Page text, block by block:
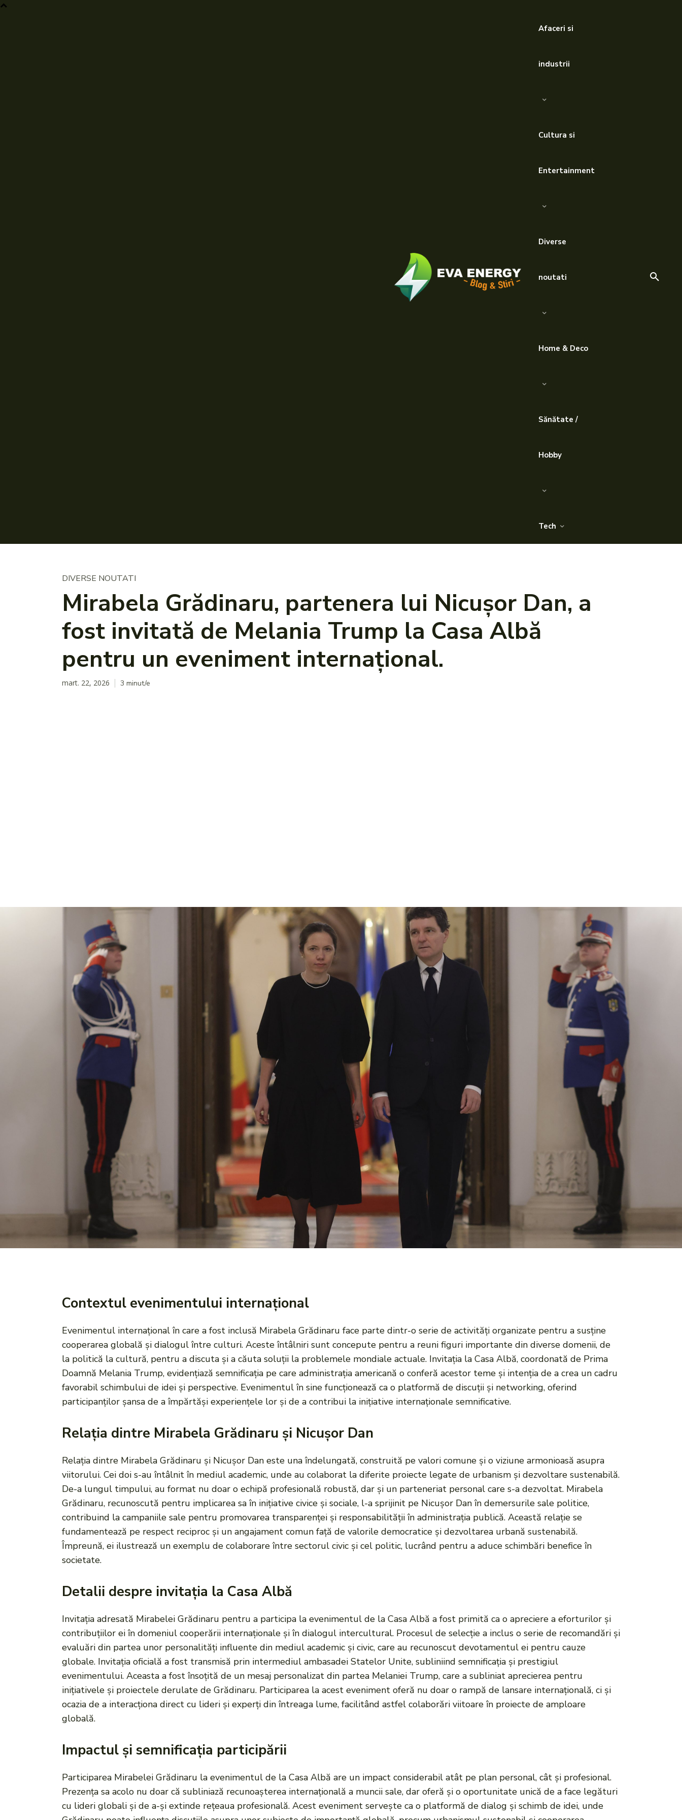
Afaceri si
industrii
Cultura si
Entertainment
Diverse
noutati
Home & Deco
Sănătate /
Hobby
Tech
DIVERSE NOUTATI
Mirabela Grădinaru, partenera lui Nicușor Dan, a
fost invitată de Melania Trump la Casa Albă
pentru un eveniment internațional.
mart. 22, 2026 3 minut/e
Contextul evenimentului internațional
Evenimentul internațional în care a fost inclusă Mirabela Grădinaru face parte dintr-o serie de activități organizate pentru a susține
cooperarea globală și dialogul între culturi. Aceste întâlniri sunt concepute pentru a reuni figuri importante din diverse domenii, de
la politică la cultură, pentru a discuta și a căuta soluții la problemele mondiale actuale. Invitația la Casa Albă, coordonată de Prima
Doamnă Melania Trump, evidențiază semnificația pe care administrația americană o conferă acestor teme și intenția de a crea un cadru
favorabil schimbului de idei și perspective. Evenimentul în sine funcționează ca o platformă de discuții și networking, oferind
participanților șansa de a împărtăși experiențele lor și de a contribui la inițiative internaționale semnificative.
Relația dintre Mirabela Grădinaru și Nicușor Dan
Relația dintre Mirabela Grădinaru și Nicușor Dan este una îndelungată, construită pe valori comune și o viziune armonioasă asupra
viitorului. Cei doi s-au întâlnit în mediul academic, unde au colaborat la diferite proiecte legate de urbanism și dezvoltare sustenabilă.
De-a lungul timpului, au format nu doar o echipă profesională robustă, dar și un parteneriat personal care s-a dezvoltat. Mirabela
Grădinaru, recunoscută pentru implicarea sa în inițiative civice și sociale, l-a sprijinit pe Nicușor Dan în demersurile sale politice,
contribuind la campaniile sale pentru promovarea transparenței și responsabilității în administrația publică. Această relație se
fundamentează pe respect reciproc și un angajament comun față de valorile democratice și dezvoltarea urbană sustenabilă.
Împreună, ei ilustrează un exemplu de colaborare între sectorul civic și cel politic, lucrând pentru a aduce schimbări benefice în
societate.
Detalii despre invitația la Casa Albă
Invitația adresată Mirabelei Grădinaru pentru a participa la evenimentul de la Casa Albă a fost primită ca o apreciere a eforturilor și
contribuțiilor ei în domeniul cooperării internaționale și în dialogul intercultural. Procesul de selecție a inclus o serie de recomandări și
evaluări din partea unor personalități influente din mediul academic și civic, care au recunoscut devotamentul ei pentru cauze
globale. Invitația oficială a fost transmisă prin intermediul ambasadei Statelor Unite, subliniind semnificația și prestigiul
evenimentului. Aceasta a fost însoțită de un mesaj personalizat din partea Melaniei Trump, care a subliniat aprecierea pentru
inițiativele și proiectele derulate de Grădinaru. Participarea la acest eveniment oferă nu doar o rampă de lansare internațională, ci și
ocazia de a interacționa direct cu lideri și experți din întreaga lume, facilitând astfel colaborări viitoare în proiecte de amploare
globală.
Impactul și semnificația participării
Participarea Mirabelei Grădinaru la evenimentul de la Casa Albă are un impact considerabil atât pe plan personal, cât și profesional.
Prezența sa acolo nu doar că subliniază recunoașterea internațională a muncii sale, dar oferă și o oportunitate unică de a face legături
cu lideri globali și de a-și extinde rețeaua profesională. Acest eveniment servește ca o platformă de dialog și schimb de idei, unde